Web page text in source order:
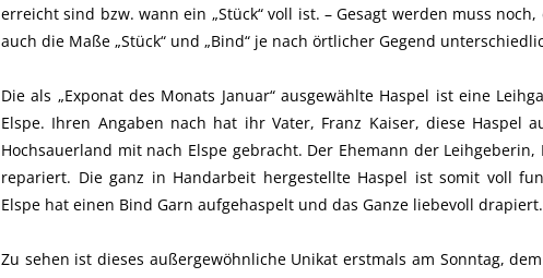
erreicht sind bzw. wann ein „Stück“ voll ist. – Gesagt werden muss
auch die Maße „Stück“ und „Bind“ je nach örtlicher Gegend
Die als „Exponat des Monats Januar“ ausgewählte Haspel ist eine
Elspe. Ihren Angaben nach hat ihr Vater, Franz Kaiser, diese Haspel
Hochsauerland mit nach Elspe gebracht. Der Ehemann der
repariert. Die ganz in Handarbeit hergestellte Haspel ist somit voll
Elspe hat einen Bind Garn aufgehaspelt und das Ganze liebevoll drapiert.
Zu sehen ist dieses außergewöhnliche Unikat erstmals am Sonntag,